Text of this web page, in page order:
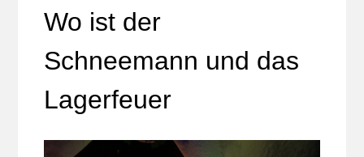
Wo ist der
Schneemann und das
Lagerfeuer